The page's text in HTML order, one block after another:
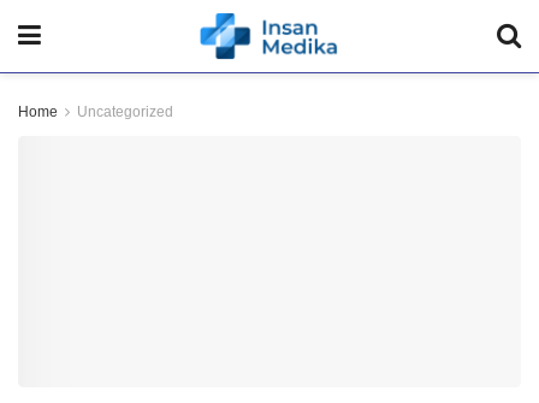
Home Uncategorized